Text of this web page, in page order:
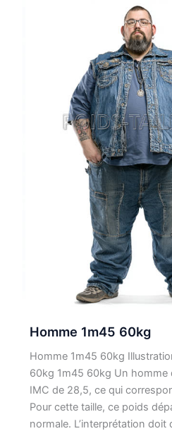
Homme 1m45 60kg
Homme 1m45 60kg
60kg 1m45 60kg Un homme
IMC de 28,5, ce qui
Pour cette taille, ce poids
normale. L’interprétation